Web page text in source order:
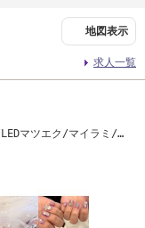
地図表示
求人一覧
マツエク/マイラミ/マ